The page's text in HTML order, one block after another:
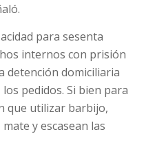
para sesenta
internos con prisión
detención domiciliaria
pedidos. Si bien para
que utilizar barbijo,
y escasean las